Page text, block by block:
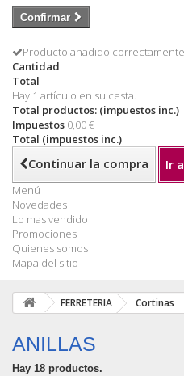
Confirmar
Producto añadido
Cantidad
Total
Hay 1 artículo en su cesta.
Total productos: (impuestos inc.)
Impuestos 0,00 €
Total (impuestos inc.)
Continuar la compra Ir
Menú
Novedades
Lo mas vendido
Promociones
Quienes somos
Mapa del sitio
FERRETERIA Cortinas
ANILLAS
Hay 18 productos.